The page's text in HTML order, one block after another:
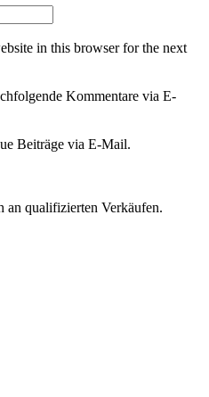
in this browser for the next
Kommentare via E-
Beiträge via E-Mail.
an qualifizierten Verkäufen.